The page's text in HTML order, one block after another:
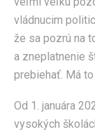
vládnucim
že sa pozrú na
a zneplatnenie
prebiehať. Má
Od 1. januára
vysokých